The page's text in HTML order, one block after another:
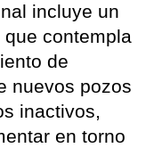
incluye un
contempla
de
nuevos pozos
inactivos,
en torno